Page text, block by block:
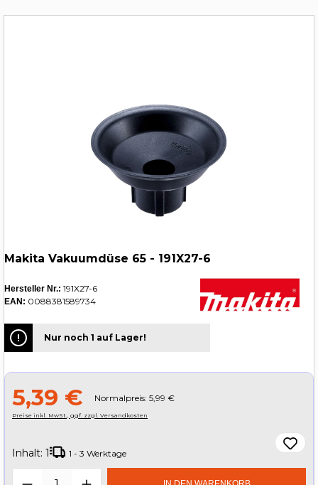
Makita Vakuumdüse 65 - 191X27-6
Hersteller Nr.: 191X27-6
EAN: 0088381589734
Nur noch 1 auf Lager!
5,39 € Normalpreis: 5,99 €
Preise inkl. MwSt., ggf. zzgl. Versandkosten
Inhalt: 1 1 - 3 Werktage
Produkt Anzahl: Gib den